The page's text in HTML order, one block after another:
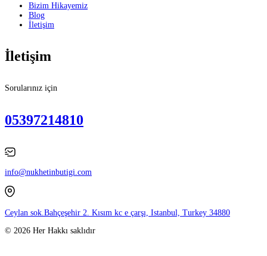
Bizim Hikayemiz
Blog
İletişim
İletişim
Sorularınız için
05397214810
info@nukhetinbutigi.com
Ceylan sok.Bahçeşehir 2. Kısım kc e çarşı, Istanbul, Turkey 34880
© 2026 Her Hakkı saklıdır